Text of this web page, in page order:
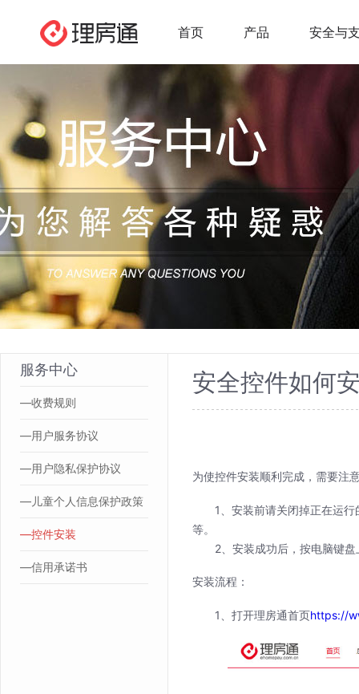
首页 产品 安全与
服务中心
—收费规则
—用户服务协议
—用户隐私保护协议
—儿童个人信息保护政策
—控件安装
—信用承诺书
安全控件如何
为使控件安装顺利完成，需要注
1、安装前请关闭掉正在运
等。
2、安装成功后，按电脑键
安装流程：
1、打开理房通首页https://